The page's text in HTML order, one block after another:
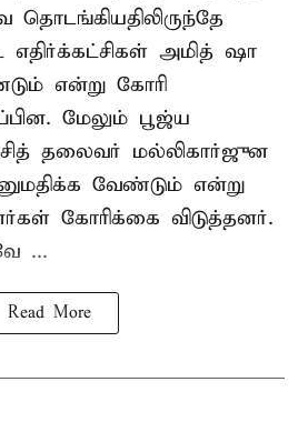
அமித் ஷா
என்று கோரி
மேலும் பூஜ்ய
தலைவர் மல்லிகார்ஜுன
வேண்டும் என்று
கோரிக்கை விடுத்தனர்.
...
Read More